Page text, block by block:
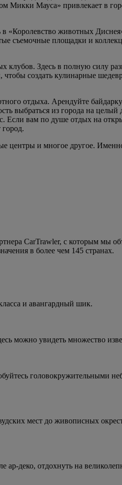
Микки Мауса» привлекает в
«Королевство животных
съемочные площадки и
Здесь в полную силу
создать кулинарные
отдыха. Арендуйте
выбраться из города на
вам по душе отдых на
центры и многое другое.
CarTrawler, с которым мы
в более чем 145 странах.
и авангардный шик.
можно увидеть множество
головокружительными
мест до живописных
деко, отдохнуть на